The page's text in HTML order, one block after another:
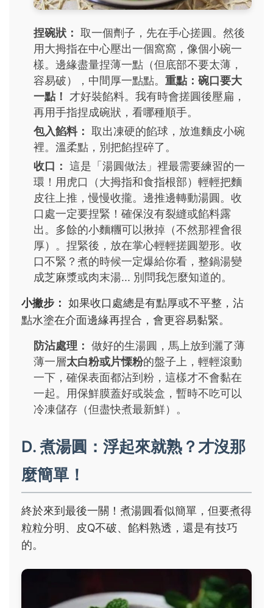
捏碗狀： 取一個劑子，先在手心搓圓。然後
用大拇指在中心壓出一個窩窩，像個小碗一
樣。邊緣盡量捏薄一點（但底部不要太薄，
容易破），中間厚一點點。 重點：碗口要大
一點！
才好裝餡料。我有時會搓圓後壓扁，
再用手指捏成碗狀，看哪種順手。
包入餡料： 取出凍硬的餡球，放進麵皮小碗
裡。溫柔點，別把餡捏碎了。
收口： 這是「湯圓做法」裡最需要練習的一
環！用虎口（大拇指和食指根部）輕輕把麵
皮往上推，慢慢收攏。邊推邊轉動湯圓。收
口處一定要捏緊！確保沒有裂縫或餡料露
出。多餘的小麵糰可以揪掉（不然那裡會很
厚）。捏緊後，放在掌心輕輕搓圓塑形。收
口不緊？煮的時候一定爆給你看，整鍋湯變
成芝麻漿或肉末湯... 別問我怎麼知道的。
小撇步： 如果收口處總是有點厚或不平整，沾
點水塗在介面邊緣再捏合，會更容易黏緊。
防沾處理： 做好的生湯圓，馬上放到灑了薄
薄一層太白粉或片慄粉的盤子上，輕輕滾動
一下，確保表面都沾到粉，這樣才不會黏在
一起。用保鮮膜蓋好或裝盒，暫時不吃可以
冷凍儲存（但盡快煮最新鮮）。
D. 煮湯圓：浮起來就熟？才沒那
麼簡單！
終於來到最後一關！煮湯圓看似簡單，但要煮得
粒粒分明、皮Q不破、餡料熟透，還是有技巧
的。